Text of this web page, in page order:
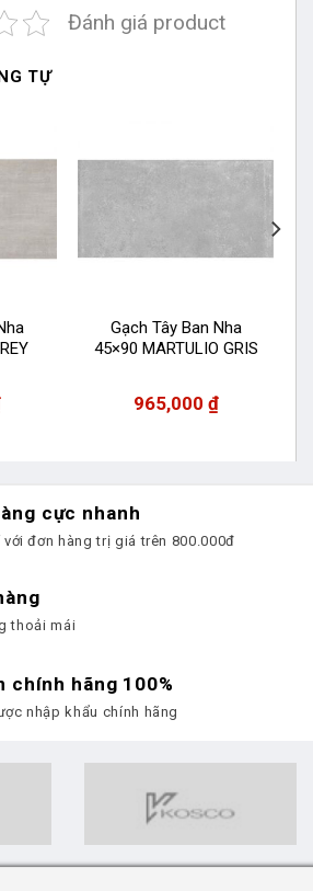
Đánh giá product
TỰ
Gạch Tây Ban Nha
45×90 MARTULIO GRIS
965,000 ₫
cực nhanh
đơn hàng trị giá trên 800.000đ
thoải mái
chính hãng 100%
nhập khẩu chính hãng